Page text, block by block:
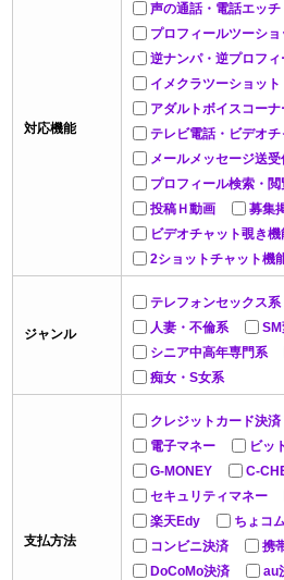
対応機能
声の通話・電話エッチ
プロフィールツーシ
逆ナンパ・逆プロフィ
イメクラツーショット
アダルトボイスコーナ
テレビ電話・ビデオチ
メールメッセージ送受
プロフィール検索・閲
投稿Ｈ動画
募集
ビデオチャット覗き機
2ショットチャット機
ジャンル
テレフォンセックス系
人妻・不倫系
シニア中高年専門系
痴女・S女系
支払方法
クレジットカード決済
電子マネー
ビッ
G-MONEY
C-
セキュリティマネー
楽天Edy
ちょコ
コンビニ決済
携
DoCoMo決済
au